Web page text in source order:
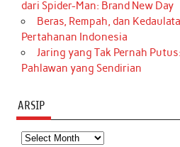
dari Spider-Man: Brand New Day
Beras, Rempah, dan
Pertahanan Indonesia
Jaring yang Tak Pernah
Pahlawan yang Sendirian
ARSIP
Arsip